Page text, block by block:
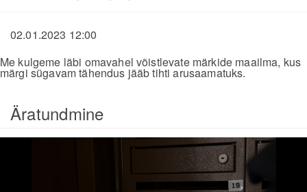
02.01.2023 12:00
Me kulgeme läbi omavahel võistlevate märkide maailma, kus
märgi sügavam tähendus jääb tihti arusaamatuks.
Äratundmine